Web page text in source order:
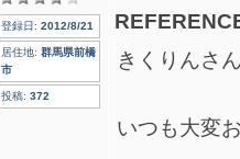
登録日: 2012/8/21
居住地: 群馬県前橋
市
投稿: 372
きくりんさ
いつも大変